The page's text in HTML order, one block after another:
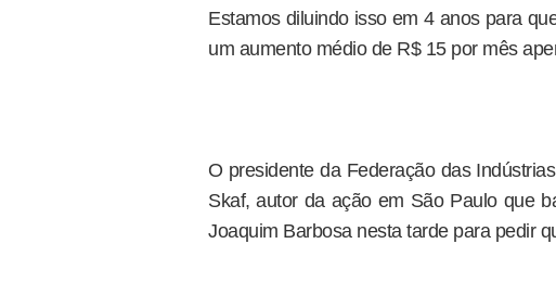
Estamos diluindo isso em 4 anos para
um aumento médio de R$ 15 por mês
O presidente da Federação das
Skaf, autor da ação em São Paulo que
Joaquim Barbosa nesta tarde para pedir